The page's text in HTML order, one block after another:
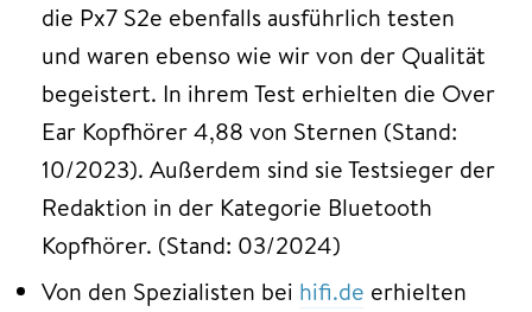
die Px7 S2e ebenfalls ausführlich testen
und waren ebenso wie wir von der Qualität
begeistert. In ihrem Test erhielten die Over
Ear Kopfhörer 4,88 von Sternen (Stand:
10/2023). Außerdem sind sie Testsieger der
Redaktion in der Kategorie Bluetooth
Kopfhörer. (Stand: 03/2024)
Von den Spezialisten bei hifi.de erhielten